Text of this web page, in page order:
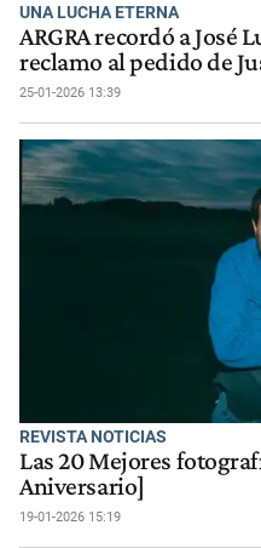
UNA LUCHA ETERNA
ARGRA recordó a José
reclamo al pedido de
25-01-2026 13:39
REVISTA NOTICIAS
Las 20 Mejores
Aniversario]
19-01-2026 15:19